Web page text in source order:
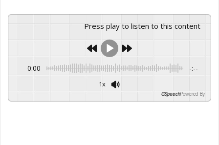
Press play to listen to this content
0:00 -:--
1x
Powered By
GSpeech